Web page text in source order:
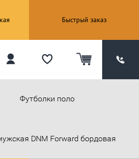
Быстрый заказ
Футболки поло
DNM Forward бордовая